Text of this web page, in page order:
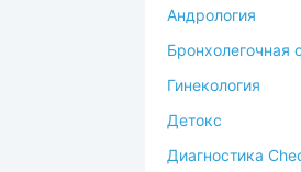
Андрология
Бронхолегочная
Гинекология
Детокс
Диагностика